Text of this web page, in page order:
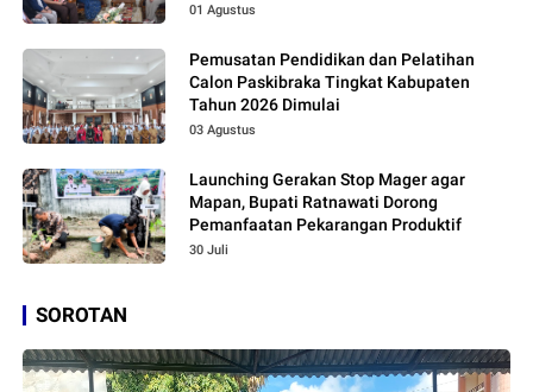
01 Agustus
Pemusatan Pendidikan dan Pelatihan
Calon Paskibraka Tingkat Kabupaten
Tahun 2026 Dimulai
03 Agustus
Launching Gerakan Stop Mager agar
Mapan, Bupati Ratnawati Dorong
Pemanfaatan Pekarangan Produktif
30 Juli
SOROTAN